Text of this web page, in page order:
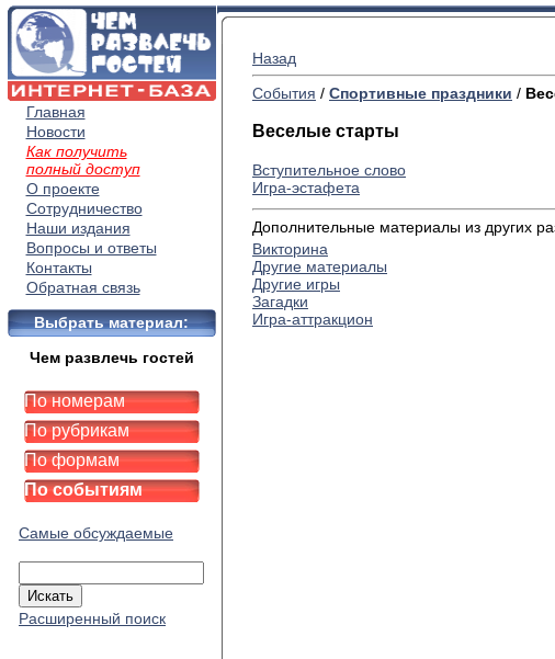
Главная
Новости
Как получить
полный доступ
О проекте
Сотрудничество
Наши издания
Вопросы и ответы
Контакты
Обратная связь
Выбрать материал:
Чем развлечь гостей
По номерам
По рубрикам
По формам
По событиям
Самые обсуждаемые
Расширенный поиск
Назад
События / Спортивные праздники /
Веселые старты
Вступительное слово
Игра-эстафета
Дополнительные материалы из других
Викторина
Другие материалы
Другие игры
Загадки
Игра-аттракцион